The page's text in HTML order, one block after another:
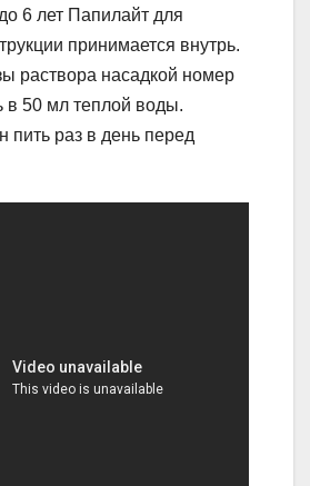
6 лет Папилайт для
принимается внутрь.
раствора насадкой номер
в 50 мл теплой воды.
пить раз в день перед